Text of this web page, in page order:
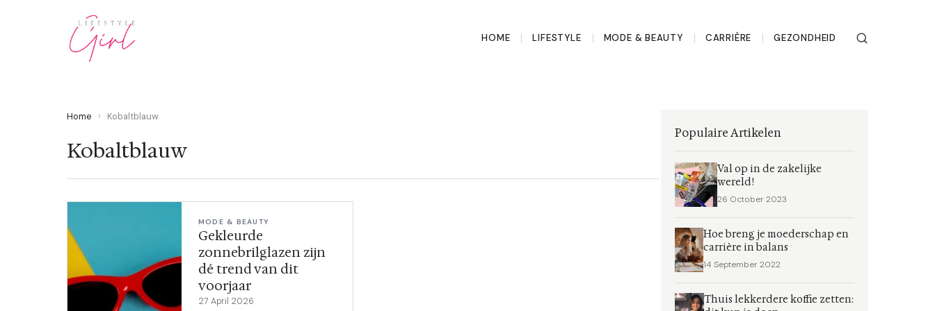
HOME LIFESTYLE MODE & BEAUTY CARRIÈRE GEZONDHEID
Home › Kobaltblauw
Kobaltblauw
MODE & BEAUTY
Gekleurde
zonnebrilglazen zijn
dé trend van dit
voorjaar
27 April 2026
Populaire Artikelen
Val op in de zakelijke
wereld!
26 October 2023
Hoe breng je moederschap en
carrière in balans
14 September 2022
Thuis lekkerdere koffie zetten: